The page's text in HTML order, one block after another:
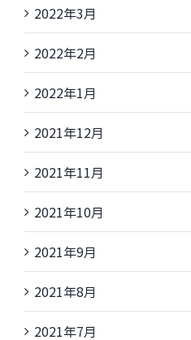
2022年3月
2022年2月
2022年1月
2021年12月
2021年11月
2021年10月
2021年9月
2021年8月
2021年7月